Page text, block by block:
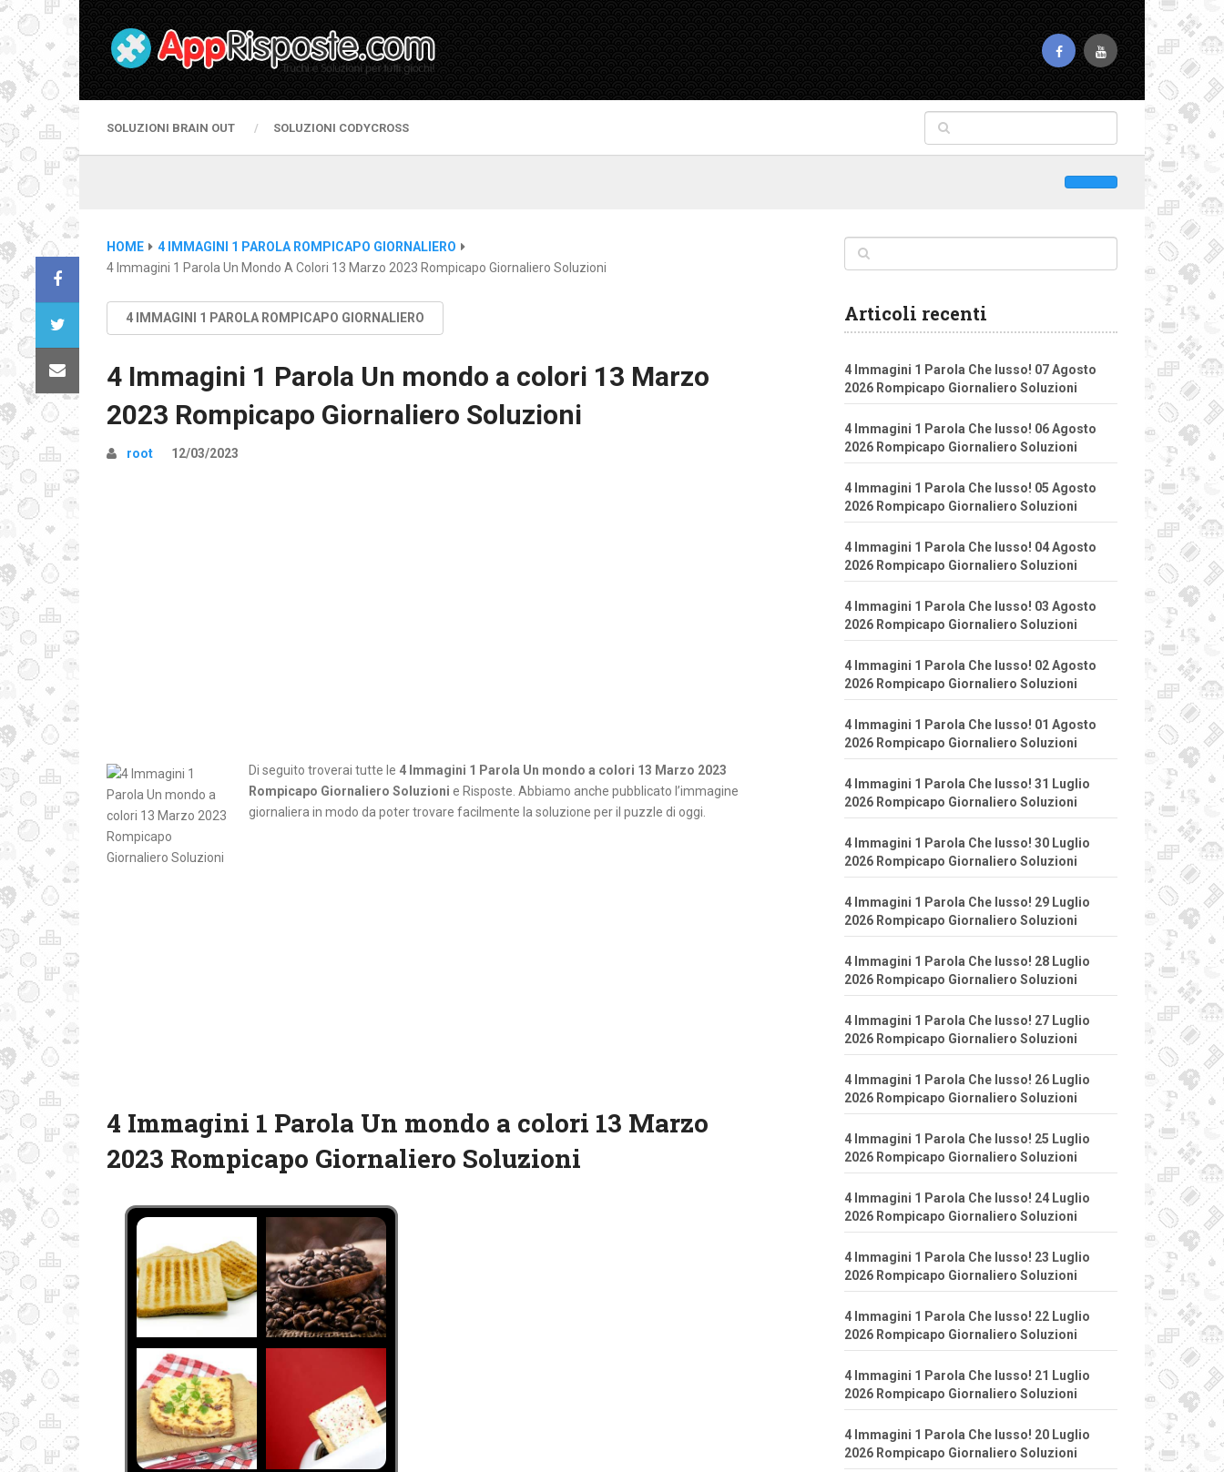
SOLUZIONI BRAIN OUT SOLUZIONI CODYCROSS
HOME
4 IMMAGINI 1 PAROLA ROMPICAPO GIORNALIERO
4 Immagini 1 Parola Un Mondo A Colori 13 Marzo 2023 Rompicapo Giornaliero Soluzioni
4 IMMAGINI 1 PAROLA ROMPICAPO GIORNALIERO
4 Immagini 1 Parola Un mondo a colori 13 Marzo
2023 Rompicapo Giornaliero Soluzioni
root 12/03/2023
Di seguito troverai tutte le 4 Immagini 1 Parola Un mondo a colori 13 Marzo 2023
Rompicapo Giornaliero Soluzioni e Risposte. Abbiamo anche pubblicato l’immagine
giornaliera in modo da poter trovare facilmente la soluzione per il puzzle di oggi.
4 Immagini 1 Parola Un mondo a colori 13 Marzo
2023 Rompicapo Giornaliero Soluzioni
Articoli recenti
4 Immagini 1 Parola Che lusso! 07 Agosto
2026 Rompicapo Giornaliero Soluzioni
4 Immagini 1 Parola Che lusso! 06 Agosto
2026 Rompicapo Giornaliero Soluzioni
4 Immagini 1 Parola Che lusso! 05 Agosto
2026 Rompicapo Giornaliero Soluzioni
4 Immagini 1 Parola Che lusso! 04 Agosto
2026 Rompicapo Giornaliero Soluzioni
4 Immagini 1 Parola Che lusso! 03 Agosto
2026 Rompicapo Giornaliero Soluzioni
4 Immagini 1 Parola Che lusso! 02 Agosto
2026 Rompicapo Giornaliero Soluzioni
4 Immagini 1 Parola Che lusso! 01 Agosto
2026 Rompicapo Giornaliero Soluzioni
4 Immagini 1 Parola Che lusso! 31 Luglio
2026 Rompicapo Giornaliero Soluzioni
4 Immagini 1 Parola Che lusso! 30 Luglio
2026 Rompicapo Giornaliero Soluzioni
4 Immagini 1 Parola Che lusso! 29 Luglio
2026 Rompicapo Giornaliero Soluzioni
4 Immagini 1 Parola Che lusso! 28 Luglio
2026 Rompicapo Giornaliero Soluzioni
4 Immagini 1 Parola Che lusso! 27 Luglio
2026 Rompicapo Giornaliero Soluzioni
4 Immagini 1 Parola Che lusso! 26 Luglio
2026 Rompicapo Giornaliero Soluzioni
4 Immagini 1 Parola Che lusso! 25 Luglio
2026 Rompicapo Giornaliero Soluzioni
4 Immagini 1 Parola Che lusso! 24 Luglio
2026 Rompicapo Giornaliero Soluzioni
4 Immagini 1 Parola Che lusso! 23 Luglio
2026 Rompicapo Giornaliero Soluzioni
4 Immagini 1 Parola Che lusso! 22 Luglio
2026 Rompicapo Giornaliero Soluzioni
4 Immagini 1 Parola Che lusso! 21 Luglio
2026 Rompicapo Giornaliero Soluzioni
4 Immagini 1 Parola Che lusso! 20 Luglio
2026 Rompicapo Giornaliero Soluzioni